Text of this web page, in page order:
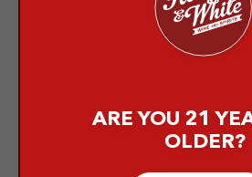
Grab your favorite alcoholic
ARE YOU 21
OLDER?